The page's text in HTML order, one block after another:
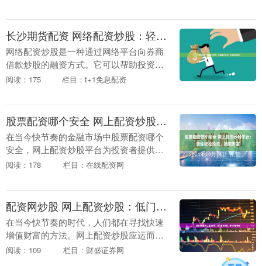
在参与配资之前，....
长沙期货配资 网络配资炒股：轻松撬动资金，把握投资良机
网络配资炒股是一种通过网络平台向券商
借款炒股的融资方式。它可以帮助投资者
放大资金杠杆长沙期货配资，从而提高投
者能够....
阅读：175 栏目：t+1免息配资
股票配资哪个安全 网上配资炒股平台：助你轻松投资，赢取财富
在当今快节奏的金融市场中股票配资哪个
安全，网上配资炒股平台为投资者提供了
便捷的投资方式。这些平台允许投资者以
资潜力。 * *....
阅读：178 栏目：在线配资网
配资网炒股 网上配资炒股：低门槛高收益，助你财富增值
在当今快节奏的时代，人们都在寻找快速
增值财富的方法。网上配资炒股应运而生
配资网炒股，为投资者提供了低门槛、高
阅读：109 栏目：财盛证券网